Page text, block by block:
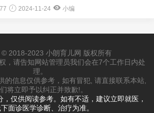
77 2024-11-24 小编
2018-2023 小朗育儿网 版权所有
，请告知网站管理员我们会在7个工作日内处
理。
的信息仅供参考，如有冒犯, 请直接联系本站,
将立即予以纠正并致歉!。
仅供阅读参考。如有不适，建议立即就医，
面诊医学诊断、治疗为准。